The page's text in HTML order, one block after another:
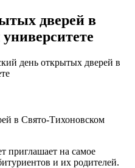
дверей в
день открытых дверей в
приглашает на самое
и их родителей.